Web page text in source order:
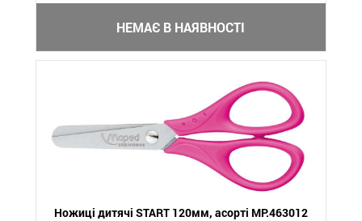
НЕМАЄ В НАЯВНОСТІ
Ножиці дитячі START 120мм, асорті MP.463012